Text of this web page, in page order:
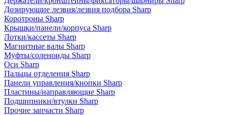
Дозирующие лезвия/лезвия подбора Sharp
Коротроны Sharp
Крышки/панели/корпуса Sharp
Лотки/кассеты Sharp
Магнитные валы Sharp
Муфты/соленоиды Sharp
Оси Sharp
Пальцы отделения Sharp
Панели управления/кнопки Sharp
Пластины/направляющие Sharp
Подшипники/втулки Sharp
Прочие запчасти Sharp